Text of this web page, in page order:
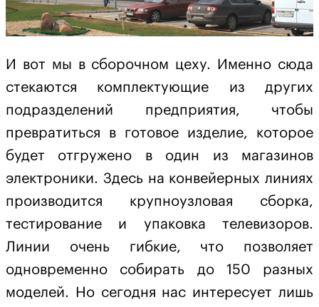
И вот мы в сборочном цеху. Именно сюда
стекаются комплектующие из других
подразделений предприятия, чтобы
превратиться в готовое изделие, которое
будет отгружено в один из магазинов
электроники. Здесь на конвейерных линиях
производится крупноузловая сборка,
тестирование и упаковка телевизоров.
Линии очень гибкие, что позволяет
одновременно собирать до 150 разных
моделей. Но сегодня нас интересует лишь